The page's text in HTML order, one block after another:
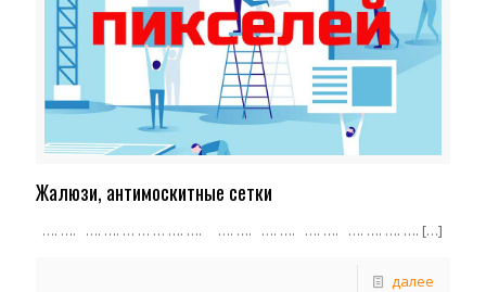
Жалюзи, антимоскитные сетки
…. …. …. …. … … … …. …. …. …. …. …. …. …. …. …. …. …. […]
далее